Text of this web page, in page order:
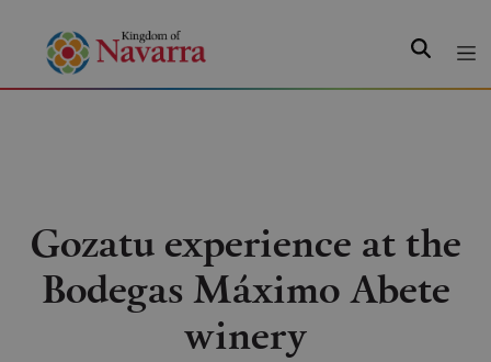
Search
Gozatu experience at the
Bodegas Máximo Abete
winery